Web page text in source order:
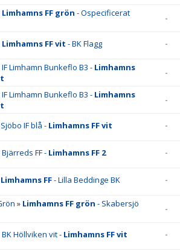
Limhamns FF grön - Ospecificerat
-
Limhamns FF vit - BK Flagg -
IF Limhamn Bunkeflo B3 - Limhamns
-
IF Limhamn Bunkeflo B3 - Limhamns
-
Sjöbo IF blå - Limhamns FF vit -
Bjärreds FF - Limhamns FF 2 -
Limhamns FF- Lilla Beddinge BK -
» Limhamns FF grön - Skabersjö
-
BK Höllviken vit - Limhamns FF vit -